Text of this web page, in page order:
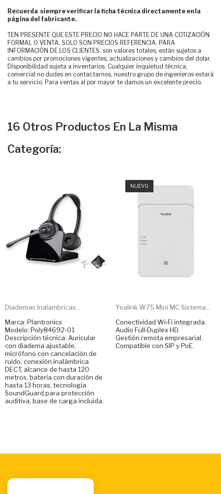
Recuerda siempre verificar la ficha técnica directamente en la
página del fabricante.
TEN PRESENTE QUE ESTE PRECIO NO HACE PARTE DE UNA COTIZACIÓN
FORMAL O VENTA, SOLO SON PRECIOS REFERENCIA, PARA
INFORMACIÓN DE LOS CLIENTES. son valores totales, están sujetos a
cambios por promociones vigentes, actualizaciones y cambios del dolar.
Disponibilidad sujeta a inventarios. Cualquier inquietud técnica,
comercial no dudes en contactarnos, nuestro grupo de ingenieros estará
a tu servicio. Para ventas al por mayor te damos un excelente precio.
16 Otros Productos En La Misma
Categoría:
Diademas Inalambricas...
Marca: Plantronics
Modelo: Poly84692-01
Descripción técnica: Auricular
con diadema ajustable,
micrófono con cancelación de
ruido, conexión inalámbrica
DECT, alcance de hasta 120
metros, batería con duración de
hasta 13 horas, tecnología
SoundGuard para protección
auditiva, base de carga incluida.
NUEVO
Yealink W75 Mini MC Sistema...
Conectividad Wi‑Fi integrada.
Audio Full‑Duplex HD.
Gestión remota empresarial.
Compatible con SIP y PoE.